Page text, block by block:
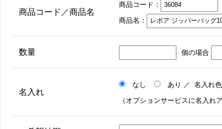
商品コード／商品名
商品コード：
商品名：
数量 個の場合
名入れ
なし
あり ／ 名入れ
（オプションサービスに名入れ